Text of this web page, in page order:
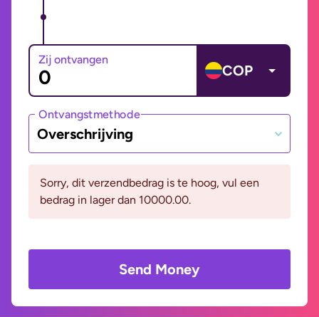
Zij ontvangen
COP
Ontvangstmethode
Overschrijving
Sorry, dit verzendbedrag is te hoog, vul een
bedrag in lager dan 10000.00.
Send Money